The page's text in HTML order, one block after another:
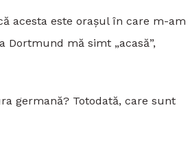
acesta este orașul în care m-am
mă simt „acasă”,
germană? Totodată, care sunt